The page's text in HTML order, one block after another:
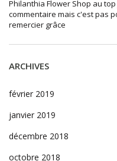
Philanthia Flower Shop au
commentaire mais c'est pas
remercier grâce
ARCHIVES
février 2019
janvier 2019
décembre 2018
octobre 2018